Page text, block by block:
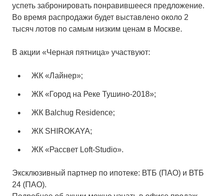
успеть забронировать понравившееся предложение.
Во время распродажи будет выставлено около 2
тысяч лотов по самым низким ценам в Москве.
В акции «Черная пятница» участвуют:
ЖК «Лайнер»;
ЖК «Город на Реке Тушино-2018»;
ЖК Balchug Residence;
ЖК SHIROKAYA;
ЖК «Рассвет Loft-Studio».
Эксклюзивный партнер по ипотеке: ВТБ (ПАО) и ВТБ
24 (ПАО).